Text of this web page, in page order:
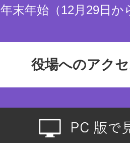
年末年始（12月29日か
役場へのアク